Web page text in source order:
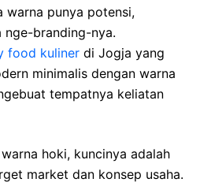
warna punya potensi,
branding-nya.
food kuliner di Jogja yang
minimalis dengan warna
tempatnya keliatan
hoki, kuncinya adalah
market dan konsep usaha.